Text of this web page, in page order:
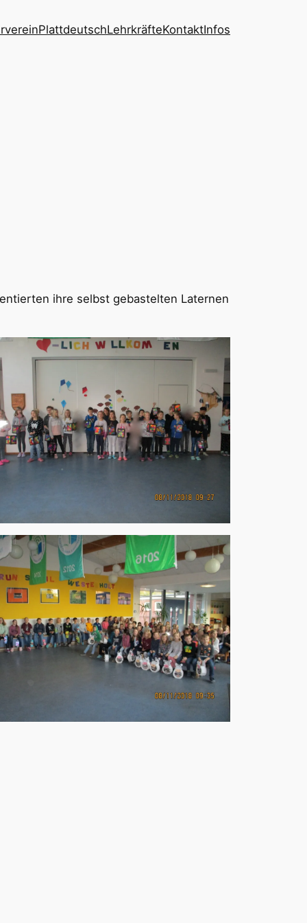
PlattdeutschLehrkräfteKontaktInfos
ihre selbst gebastelten Laternen